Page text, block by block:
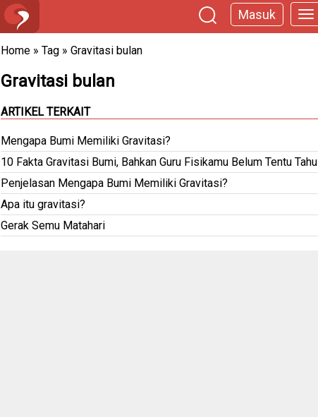
Masuk
Home » Tag » Gravitasi bulan
Gravitasi bulan
ARTIKEL TERKAIT
Mengapa Bumi Memiliki Gravitasi?
10 Fakta Gravitasi Bumi, Bahkan Guru Fisikamu Belum Tentu Tahu
Penjelasan Mengapa Bumi Memiliki Gravitasi?
Apa itu gravitasi?
Gerak Semu Matahari